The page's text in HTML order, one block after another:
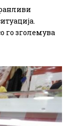
го зголемува